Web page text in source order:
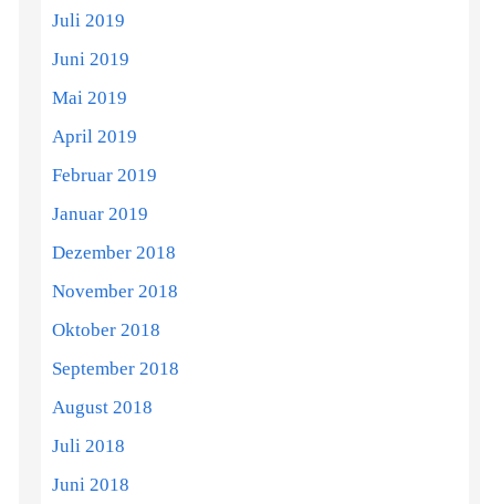
Juli 2019
Juni 2019
Mai 2019
April 2019
Februar 2019
Januar 2019
Dezember 2018
November 2018
Oktober 2018
September 2018
August 2018
Juli 2018
Juni 2018